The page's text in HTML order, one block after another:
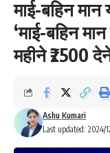
माई-बहिन मान
‘माई-बहिन
महीने ₹2500
Last updated: 2024/
Ashu Kumari